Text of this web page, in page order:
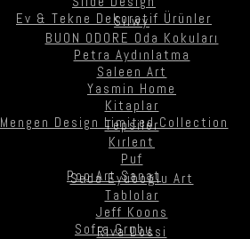
Ev & Tekne Dekoratif Ürünler
Silwy
BUON ODORE Oda Kokuları
Petra Aydınlatma
Saleen Art
Yasmin Home
Kitaplar
Mengen Design Limited Collection
Tepsiler
Kırlent
Puf
Pop Art Sanat
Seda Eyüboğlu Art
Tablolar
Jeff Koons
Sofra Grubu
Riva Dossi